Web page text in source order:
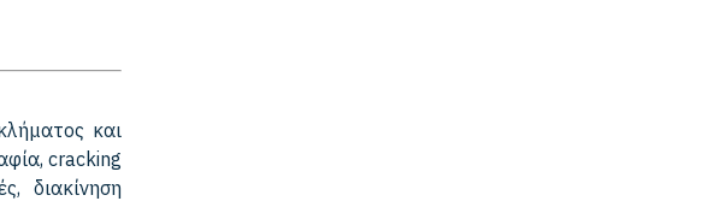
και
cracking
διακίνηση